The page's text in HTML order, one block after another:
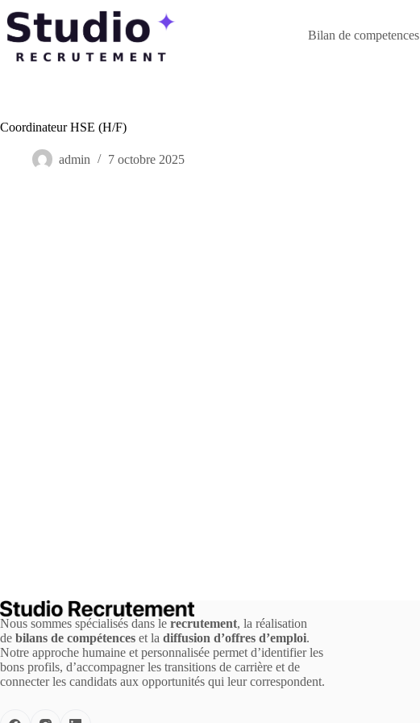
au
contenu
Bilan de competences
Coordinateur HSE (H/F)
admin 7 octobre 2025
Nous sommes spécialisés dans le recrutement, la réalisation
de bilans de compétences et la diffusion d’offres d’emploi.
Notre approche humaine et personnalisée permet d’identifier les
bons profils, d’accompagner les transitions de carrière et de
connecter les candidats aux opportunités qui leur correspondent.